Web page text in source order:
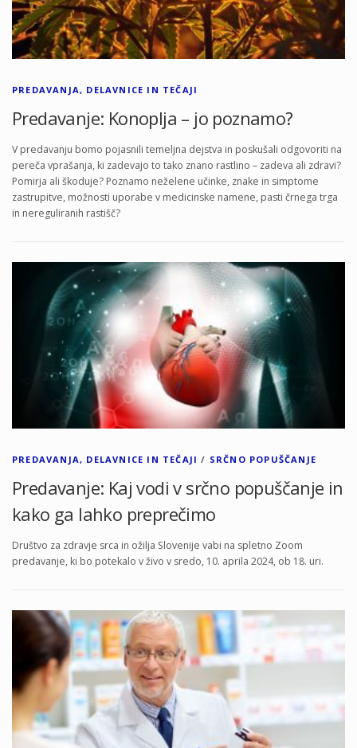
PREDAVANJA, DELAVNICE IN TEČAJI
Predavanje: Konoplja – jo poznamo?
V predavanju bomo pojasnili temeljna dejstva in poskušali odgovoriti na
pereča vprašanja, ki zadevajo to tako znano rastlino – zadeva ali zdravi?
Pomirja ali škoduje? Poznamo neželene učinke, znake in simptome
zastrupitve, možnosti uporabe v medicinske namene, pasti črnega trga
in nereguliranih rastišč?
PREDAVANJA, DELAVNICE IN TEČAJI / SRČNO POPUŠČANJE
Predavanje: Kaj vodi v srčno popuščanje in
kako ga lahko preprečimo
Društvo za zdravje srca in ožilja Slovenije vabi na spletno Zoom
predavanje, ki bo potekalo v živo v sredo, 10. aprila 2024, ob 18. uri.